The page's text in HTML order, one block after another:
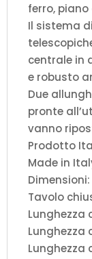
ferro,
Il sistema
centrale in
e robusto
Due
pronte
vanno
Prodotto
Made in
Dimensioni:
Tavolo
Lunghezza
Lunghezza
Lunghezza